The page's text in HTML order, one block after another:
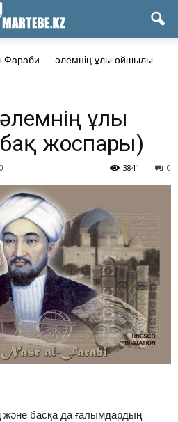
Фараби — әлемнің ұлы ойшылы
ұлы
жоспары)
0
3841
басқа да ғалымдардың